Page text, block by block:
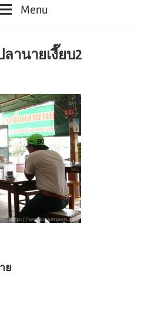
Menu
านายเงี๊ยบ2
ย